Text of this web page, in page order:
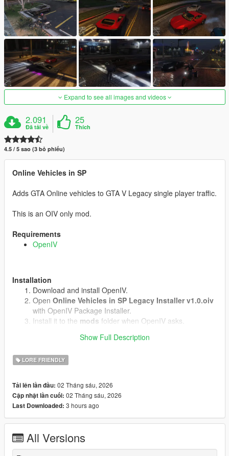
Expand to see all images and videos
2.091
Đã tải về
25
Thích
4.5 / 5 sao (3 bỏ phiếu)
Online Vehicles in SP
Adds GTA Online vehicles to GTA V Legacy single player traffic.
This is an OIV only mod.
Requirements
OpenIV
Installation
Download and install OpenIV.
Open Online Vehicles in SP Legacy Installer v1.0.oiv
with OpenIV Package Installer.
Install it to the mods folder when OpenIV asks.
Uninstall
Install it to the samemods
Notes
Does not work in GTA Online.(We know why)
No external vehicle models are included.
Show Full Description
LORE FRIENDLY
Tải lên lần đầu: 02 Tháng sáu, 2026
Cập nhật lần cuối: 02 Tháng sáu, 2026
Last Downloaded: 3 hours ago
All Versions